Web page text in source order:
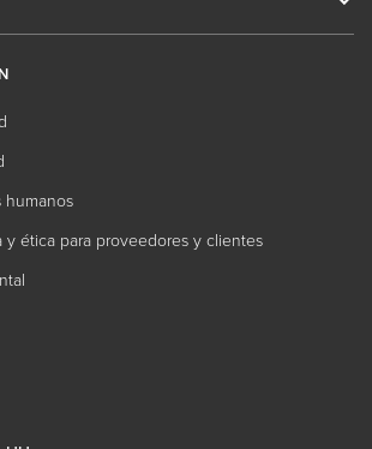
humanos
ética para proveedores y clientes